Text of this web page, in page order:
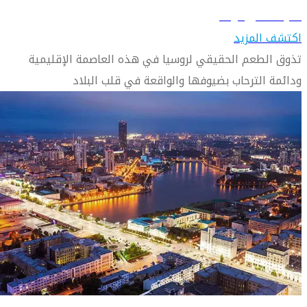
تعرّف على أوفا
اكتشف المزيد
تذوق الطعم الحقيقي لروسيا في هذه العاصمة الإقليمية
ودائمة الترحاب بضيوفها والواقعة في قلب البلاد